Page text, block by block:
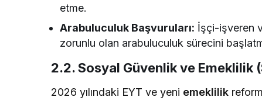
etme.
Arabuluculuk Başvuruları: İşçi-işveren
zorunlu olan arabuluculuk sürecini
2.2. Sosyal Güvenlik ve Emeklilik
2026 yılındaki EYT ve yeni emeklilik